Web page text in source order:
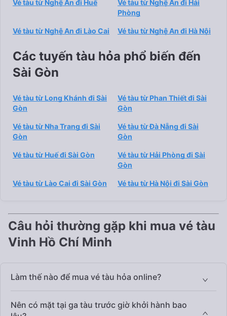
Vé tàu từ Nghệ An đi Huế
Vé tàu từ Nghệ An đi Hải
Phòng
Vé tàu từ Nghệ An đi Lào Cai Vé tàu từ Nghệ An đi Hà Nội
Các tuyến tàu hỏa phổ biến đến
Sài Gòn
Vé tàu từ Long Khánh đi Sài
Gòn
Vé tàu từ Phan Thiết đi Sài
Gòn
Vé tàu từ Nha Trang đi Sài
Gòn
Vé tàu từ Đà Nẵng đi Sài
Gòn
Vé tàu từ Huế đi Sài Gòn
Vé tàu từ Hải Phòng đi Sài
Gòn
Vé tàu từ Lào Cai đi Sài Gòn Vé tàu từ Hà Nội đi Sài Gòn
Câu hỏi thường gặp khi mua vé tàu
Vinh Hồ Chí Minh
Làm thế nào để mua vé tàu hỏa online?
Nên có mặt tại ga tàu trước giờ khởi hành bao